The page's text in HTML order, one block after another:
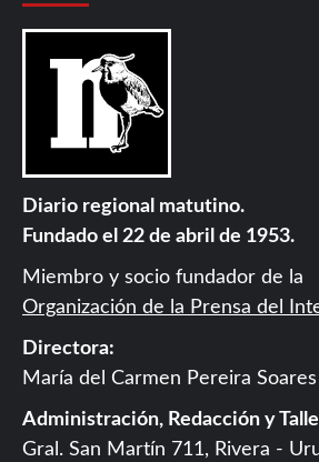
Diario regional matutino.
Fundado el 22 de abril de 1953.
Miembro y socio fundador de la
Organización de la Prensa del
Directora:
María del Carmen Pereira
Administración, Redacción y
Gral. San Martín 711, Rivera -